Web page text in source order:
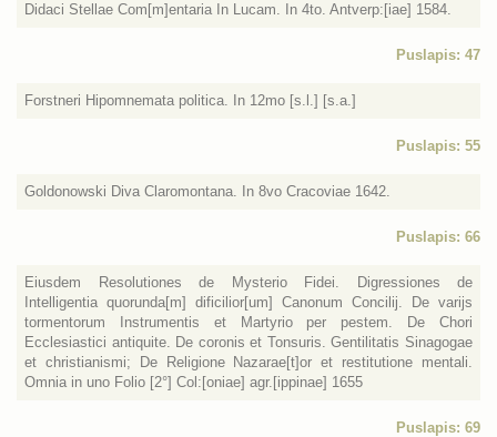
Didaci Stellae Com[m]entaria In Lucam. In 4to. Antverp:[iae] 1584.
Puslapis: 47
Forstneri Hipomnemata politica. In 12mo [s.l.] [s.a.]
Puslapis: 55
Goldonowski Diva Claromontana. In 8vo Cracoviae 1642.
Puslapis: 66
Eiusdem Resolutiones de Mysterio Fidei. Digressiones de
Intelligentia quorunda[m] dificilior[um] Canonum Concilij. De varijs
tormentorum Instrumentis et Martyrio per pestem. De Chori
Ecclesiastici antiquite. De coronis et Tonsuris. Gentilitatis Sinagogae
et christianismi; De Religione Nazarae[t]or et restitutione mentali.
Omnia in uno Folio [2°] Col:[oniae] agr.[ippinae] 1655
Puslapis: 69